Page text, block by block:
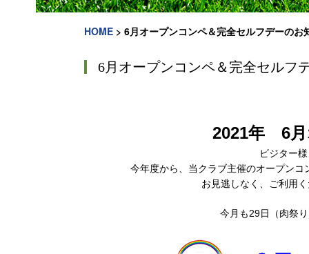
HOME > 6月オープンコンペ＆完全セルフデーのお
6月オープンコンペ＆完全セルフ
2021年 6月
ビジター
今年度から、当クラブ主催のオープン
お見逃しなく、ご利用
今月も29日（肉祭